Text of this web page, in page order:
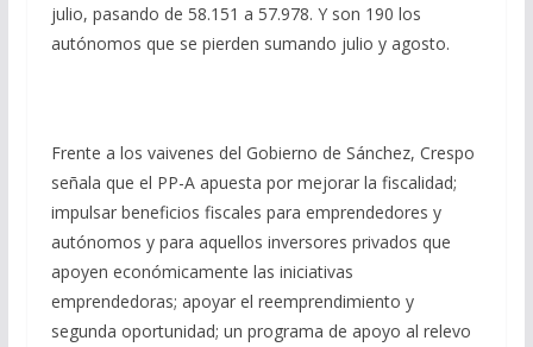
julio, pasando de 58.151 a 57.978. Y son 190 los
autónomos que se pierden sumando julio y agosto.
Frente a los vaivenes del Gobierno de Sánchez, Crespo
señala que el PP-A apuesta por mejorar la fiscalidad;
impulsar beneficios fiscales para emprendedores y
autónomos y para aquellos inversores privados que
apoyen económicamente las iniciativas
emprendedoras; apoyar el reemprendimiento y
segunda oportunidad; un programa de apoyo al relevo